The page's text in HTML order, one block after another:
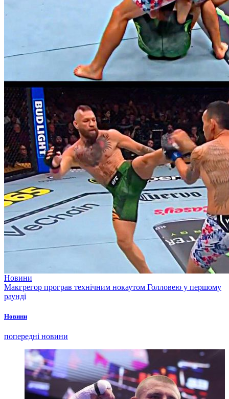
Новини
Макгрегор програв технічним нокаутом Голловею у першому
раунді
Новини
попередні новини